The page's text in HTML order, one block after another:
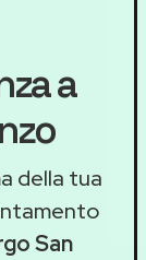
a
della tua
San